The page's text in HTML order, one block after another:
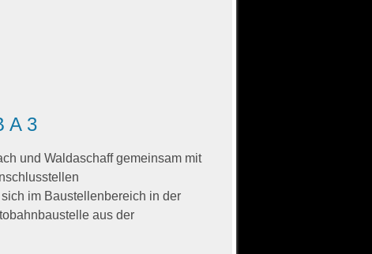
A 3
und Waldaschaff gemeinsam mit
im Baustellenbereich in der
aus der